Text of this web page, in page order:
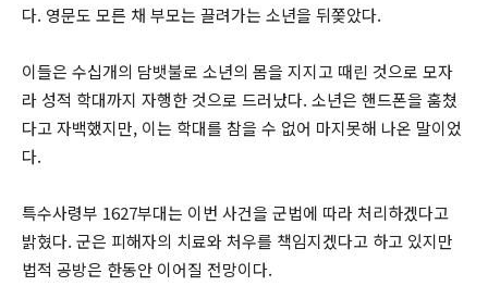
다. 영문도 모른 채 부모는 끌려가는 소년을 뒤쫒았다.
이들은 수십개의 담뱃불로 소년의 몸을 지지고 때린 것으로 모자
라 성적 학대까지 자행한 것으로 드러났다. 소년은 핸드폰을 훔쳤
다고 자백했지만, 이는 학대를 참을 수 없어 마지못해 나온 말이었
다.
특수사령부 1627부대는 이번 사건을 군법에 따라 처리하겠다고
밝혔다. 군은 피해자의 치료와 처우를 책임지겠다고 하고 있지만
법적 공방은 한동안 이어질 전망이다.